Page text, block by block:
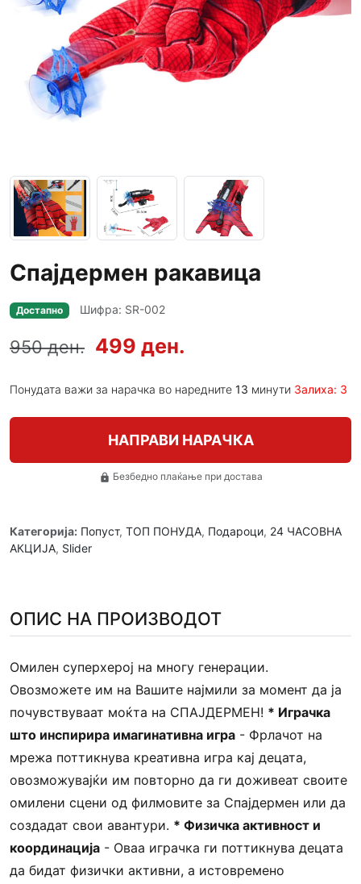
Спајдермен ракавица
Достапно Шифра: SR-002
950 ден. 499 ден.
Понудата важи за нарачка во наредните 13 минути Залиха: 3
НАПРАВИ НАРАЧКА
lock Безбедно плаќање при достава
Категорија: Попуст, ТОП ПОНУДА, Подароци, 24 ЧАСОВНА
АКЦИЈА, Slider
ОПИС НА ПРОИЗВОДОТ
Омилен суперхерој на многу генерации.
Овозможете им на Вашите најмили за момент да ја
почувствуваат моќта на СПАЈДЕРМЕН! * Играчка
што инспирира имагинативна игра - Фрлачот на
мрежа поттикнува креативна игра кај децата,
овозможувајќи им повторно да ги доживеат своите
омилени сцени од филмовите за Спајдермен или да
создадат свои авантури. * Физичка активност и
координација - Оваа играчка ги поттикнува децата
да бидат физички активни, а истовремено